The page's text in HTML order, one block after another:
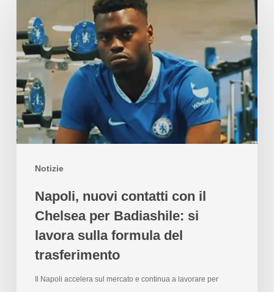
Notizie
Napoli, nuovi contatti con il
Chelsea per Badiashile: si
lavora sulla formula del
trasferimento
Il Napoli accelera sul mercato e continua a lavorare per